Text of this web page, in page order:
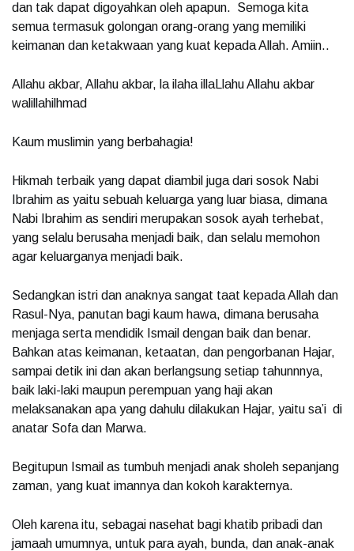
dan tak dapat digoyahkan oleh apapun. Semoga kita
semua termasuk golongan orang-orang yang memiliki
keimanan dan ketakwaan yang kuat kepada Allah. Amiin..
Allahu akbar, Allahu akbar, la ilaha illaLlahu Allahu akbar
walillahilhmad
Kaum muslimin yang berbahagia!
Hikmah terbaik yang dapat diambil juga dari sosok Nabi
Ibrahim as yaitu sebuah keluarga yang luar biasa, dimana
Nabi Ibrahim as sendiri merupakan sosok ayah terhebat,
yang selalu berusaha menjadi baik, dan selalu memohon
agar keluarganya menjadi baik.
Sedangkan istri dan anaknya sangat taat kepada Allah dan
Rasul-Nya, panutan bagi kaum hawa, dimana berusaha
menjaga serta mendidik Ismail dengan baik dan benar.
Bahkan atas keimanan, ketaatan, dan pengorbanan Hajar,
sampai detik ini dan akan berlangsung setiap tahunnnya,
baik laki-laki maupun perempuan yang haji akan
melaksanakan apa yang dahulu dilakukan Hajar, yaitu sa’i di
anatar Sofa dan Marwa.
Begitupun Ismail as tumbuh menjadi anak sholeh sepanjang
zaman, yang kuat imannya dan kokoh karakternya.
Oleh karena itu, sebagai nasehat bagi khatib pribadi dan
jamaah umumnya, untuk para ayah, bunda, dan anak-anak